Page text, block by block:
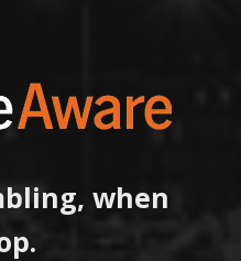
when